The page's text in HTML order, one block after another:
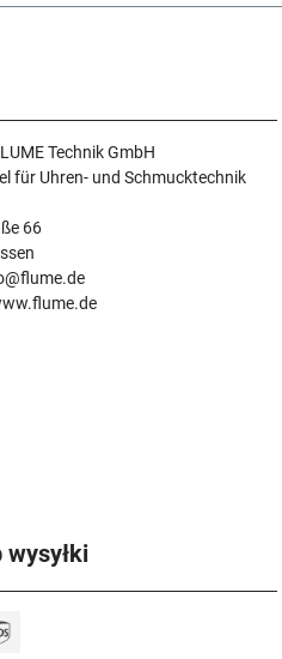
Technik GmbH
für Uhren- und Schmucktechnik
66
wysyłki